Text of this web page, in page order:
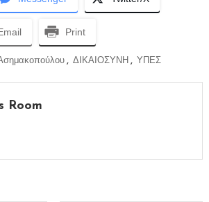
Print
, ΔΙΚΑΙΟΣΥΝΗ, ΥΠΕΣ
Room